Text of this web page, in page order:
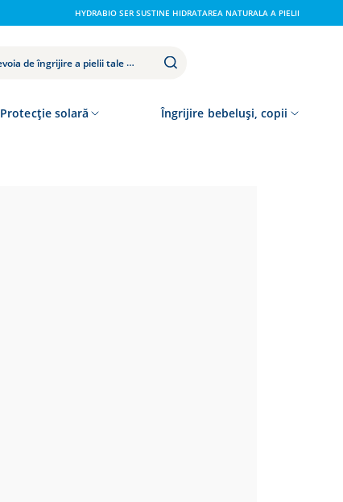
HYDRABIO SER SUSTINE HIDRATAREA NATURALA A PIELII
Protecție solară Îngrijire bebeluși, copii